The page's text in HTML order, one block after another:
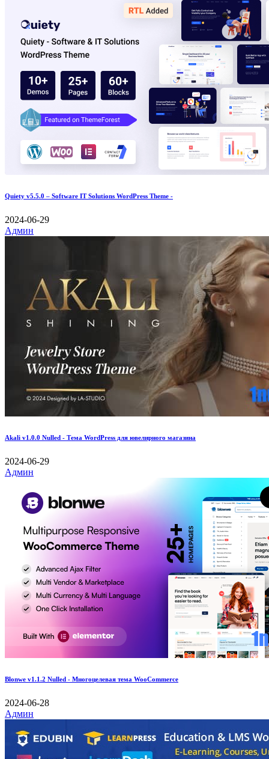
Quiety v5.5.0 – Software IT Solutions WordPress Theme -
2024-06-29
Админ
Akali v1.0.0 Nulled - Тема WordPress для ювелирного магазина
2024-06-29
Админ
Blonwe v1.1.2 Nulled - Многоцелевая тема WooCommerce
2024-06-28
Админ